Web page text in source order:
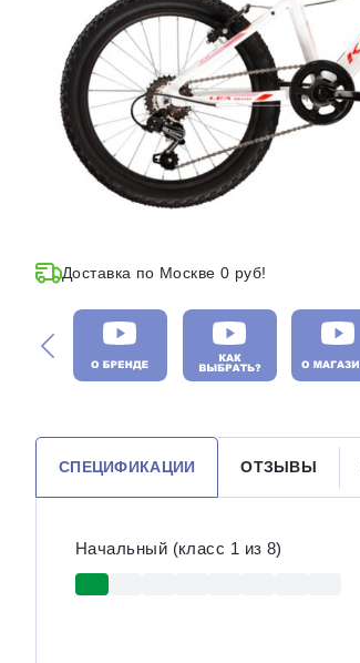
Доставка по Москве 0 руб!
СПЕЦИФИКАЦИИ ОТЗЫВЫ
Начальный (класс 1 из 8)